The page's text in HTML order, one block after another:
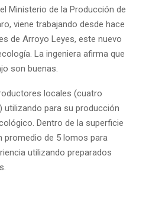
Ministerio de la Producción de
viene trabajando desde hace
de Arroyo Leyes, este nuevo
La ingeniera afirma que
son buenas.
locales (cuatro
para su producción
Dentro de la superficie
promedio de 5 lomos para
utilizando preparados